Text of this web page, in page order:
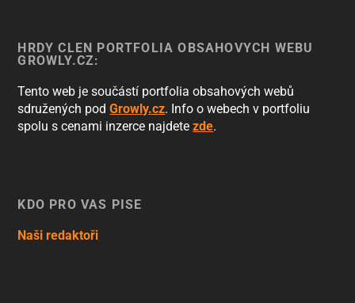
HRDÝ ČLEN PORTFOLIA OBSAHOVÝCH WEBŮ
GROWLY.CZ:
Tento web je součástí portfolia obsahových webů
sdružených podGrowly.cz. Info o webech v portfoliu
spolu s cenami inzerce najdetezde.
KDO PRO VÁS PÍŠE
Naši redaktoři